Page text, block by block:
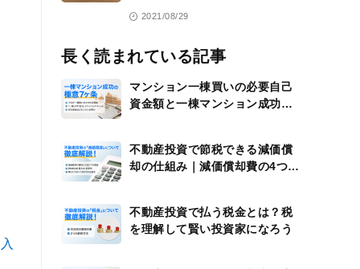
2021/08/29
長く読まれている記事
マンション一棟買いの必要自己
資金額と一棟マンション成功の
不動産投資で節税できる減価償
却の仕組み｜減価償却費の4つの
不動産投資で払う税金とは？税
を理解して賢い投資家になろう